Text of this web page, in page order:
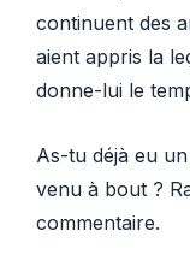
continuent des
aient appris la
donne-lui le
As-tu déjà eu
venu à bout ?
commentaire.